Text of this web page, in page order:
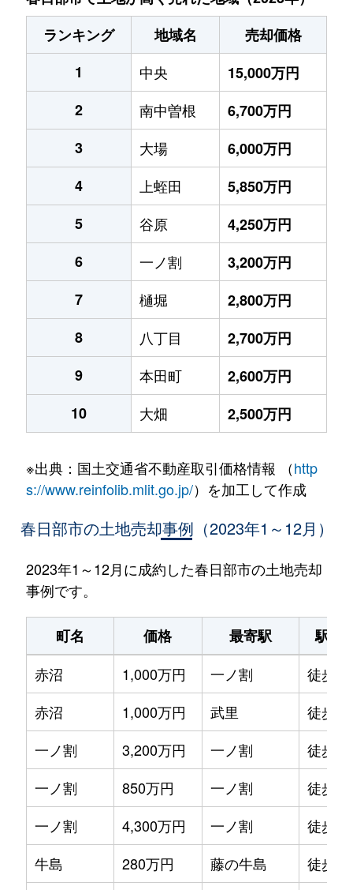
ランキング
地域名
売却価格
1
中央
15,000万円
2
南中曽根
6,700万円
3
大場
6,000万円
4
上蛭田
5,850万円
5
谷原
4,250万円
6
一ノ割
3,200万円
7
樋堀
2,800万円
8
八丁目
2,700万円
9
本田町
2,600万円
10
大畑 2,500万円
※出典：国土交通省不動産取引価格情報 （http
s://www.reinfolib.mlit.go.jp/）を加工して作成
春日部市の土地売却事例（2023年1～12月）
2023年1～12月に成約した春日部市の土地売却
事例です。
町名 価格 最寄駅
駅徒
赤沼
1,000万円 一ノ割
徒歩
赤沼
1,000万円 武里
徒歩
一ノ割
3,200万円 一ノ割
徒歩
一ノ割
850万円 一ノ割
徒歩3
一ノ割
4,300万円 一ノ割
徒歩6
牛島
280万円 藤の牛島
徒歩8